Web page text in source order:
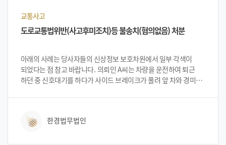
교통사고
도로교통법위반(사고후미조치)등 불송치(혐의없음) 처분
아래의 사례는 당사자들의 신상정보 보호차원에서 일부 각색이
되었다는 점 참고 바랍니다. 의뢰인 A씨는 차량을 운전하여 퇴근
하던 중 신호대기를 하다가 사이드 브레이크가 풀려 앞 차와 경미한
물어보고 차량도 멀쩡해서 그냥 집으로 갔습니다. 그러나 며칠 후
법무법인 한경 사무실을 방문한 의뢰인은 혐의를 강력하게
한경법무법인